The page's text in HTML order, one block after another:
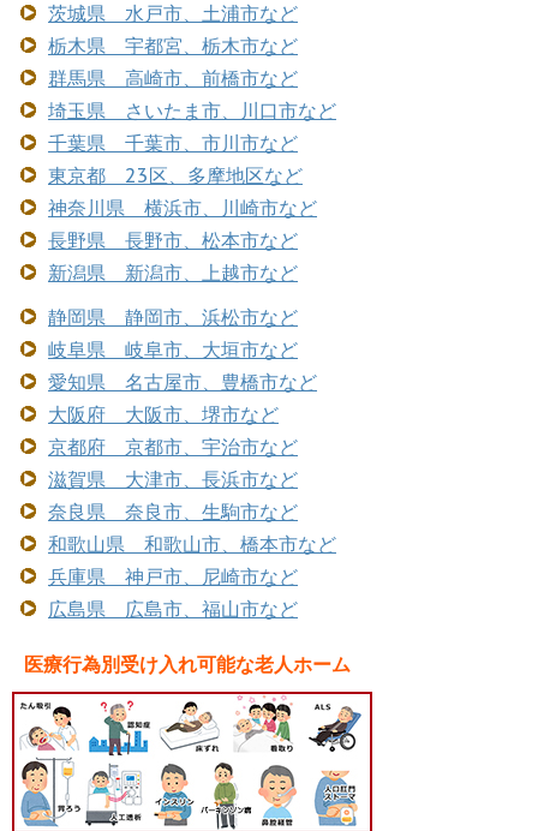
茨城県 水戸市、土浦市など
栃木県 宇都宮、栃木市など
群馬県 高崎市、前橋市など
埼玉県 さいたま市、川口市など
千葉県 千葉市、市川市など
東京都 23区、多摩地区など
神奈川県 横浜市、川崎市など
長野県 長野市、松本市など
新潟県 新潟市、上越市など
静岡県 静岡市、浜松市など
岐阜県 岐阜市、大垣市など
愛知県 名古屋市、豊橋市など
大阪府 大阪市、堺市など
京都府 京都市、宇治市など
滋賀県 大津市、長浜市など
奈良県 奈良市、生駒市など
和歌山県 和歌山市、橋本市など
兵庫県 神戸市、尼崎市など
広島県 広島市、福山市など
医療行為別受け入れ可能な老人ホーム